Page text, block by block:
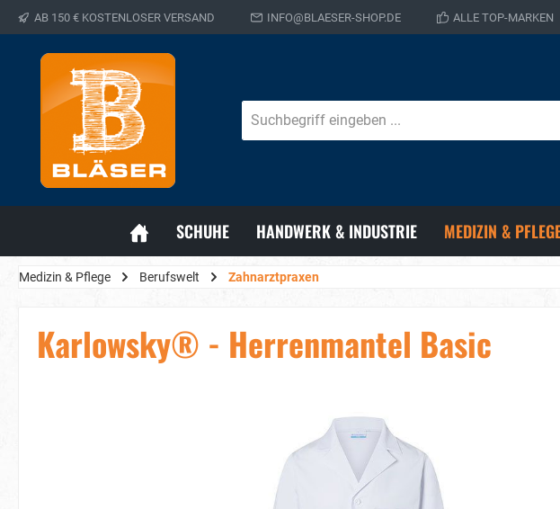
AB 150 € KOSTENLOSER VERSAND INFO@BLAESER-SHOP.DE ALLE TOP-MARKEN
SCHUHE HANDWERK & INDUSTRIE MEDIZIN &
Medizin & Pflege Berufswelt Zahnarztpraxen
Karlowsky® - Herrenmantel Basic